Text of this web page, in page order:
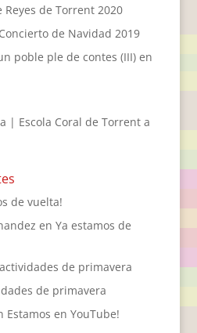
de Torrent 2020
de Navidad 2019
poble ple de contes (III) en
| Escola Coral de Torrent a
de vuelta!
en Ya estamos de
de primavera
de primavera
Estamos en YouTube!